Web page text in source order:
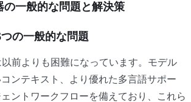
一般的な問題と解決策
の一般的な問題
前よりも困難になっています。モデル
ンテキスト、より優れた多言語サポー
ェントワークフローを備えており、これら